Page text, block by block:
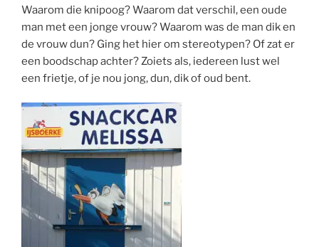
Waarom die knipoog? Waarom dat verschil, een oude
man met een jonge vrouw? Waarom was de man dik en
de vrouw dun? Ging het hier om stereotypen? Of zat er
een boodschap achter? Zoiets als, iedereen lust wel
een frietje, of je nou jong, dun, dik of oud bent.